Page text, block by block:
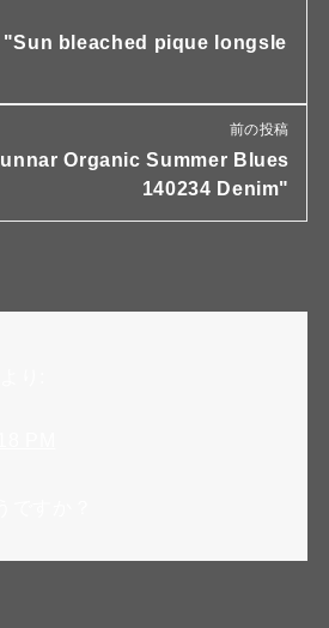
"Sun bleached pique longsle
前の投稿
Organic Summer Blues
140234 Denim"